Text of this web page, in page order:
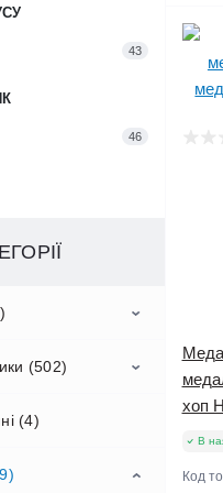
43
46
(225)
математики
з дерева –
(502)
(13)
для
(4)
хоп
В
Код